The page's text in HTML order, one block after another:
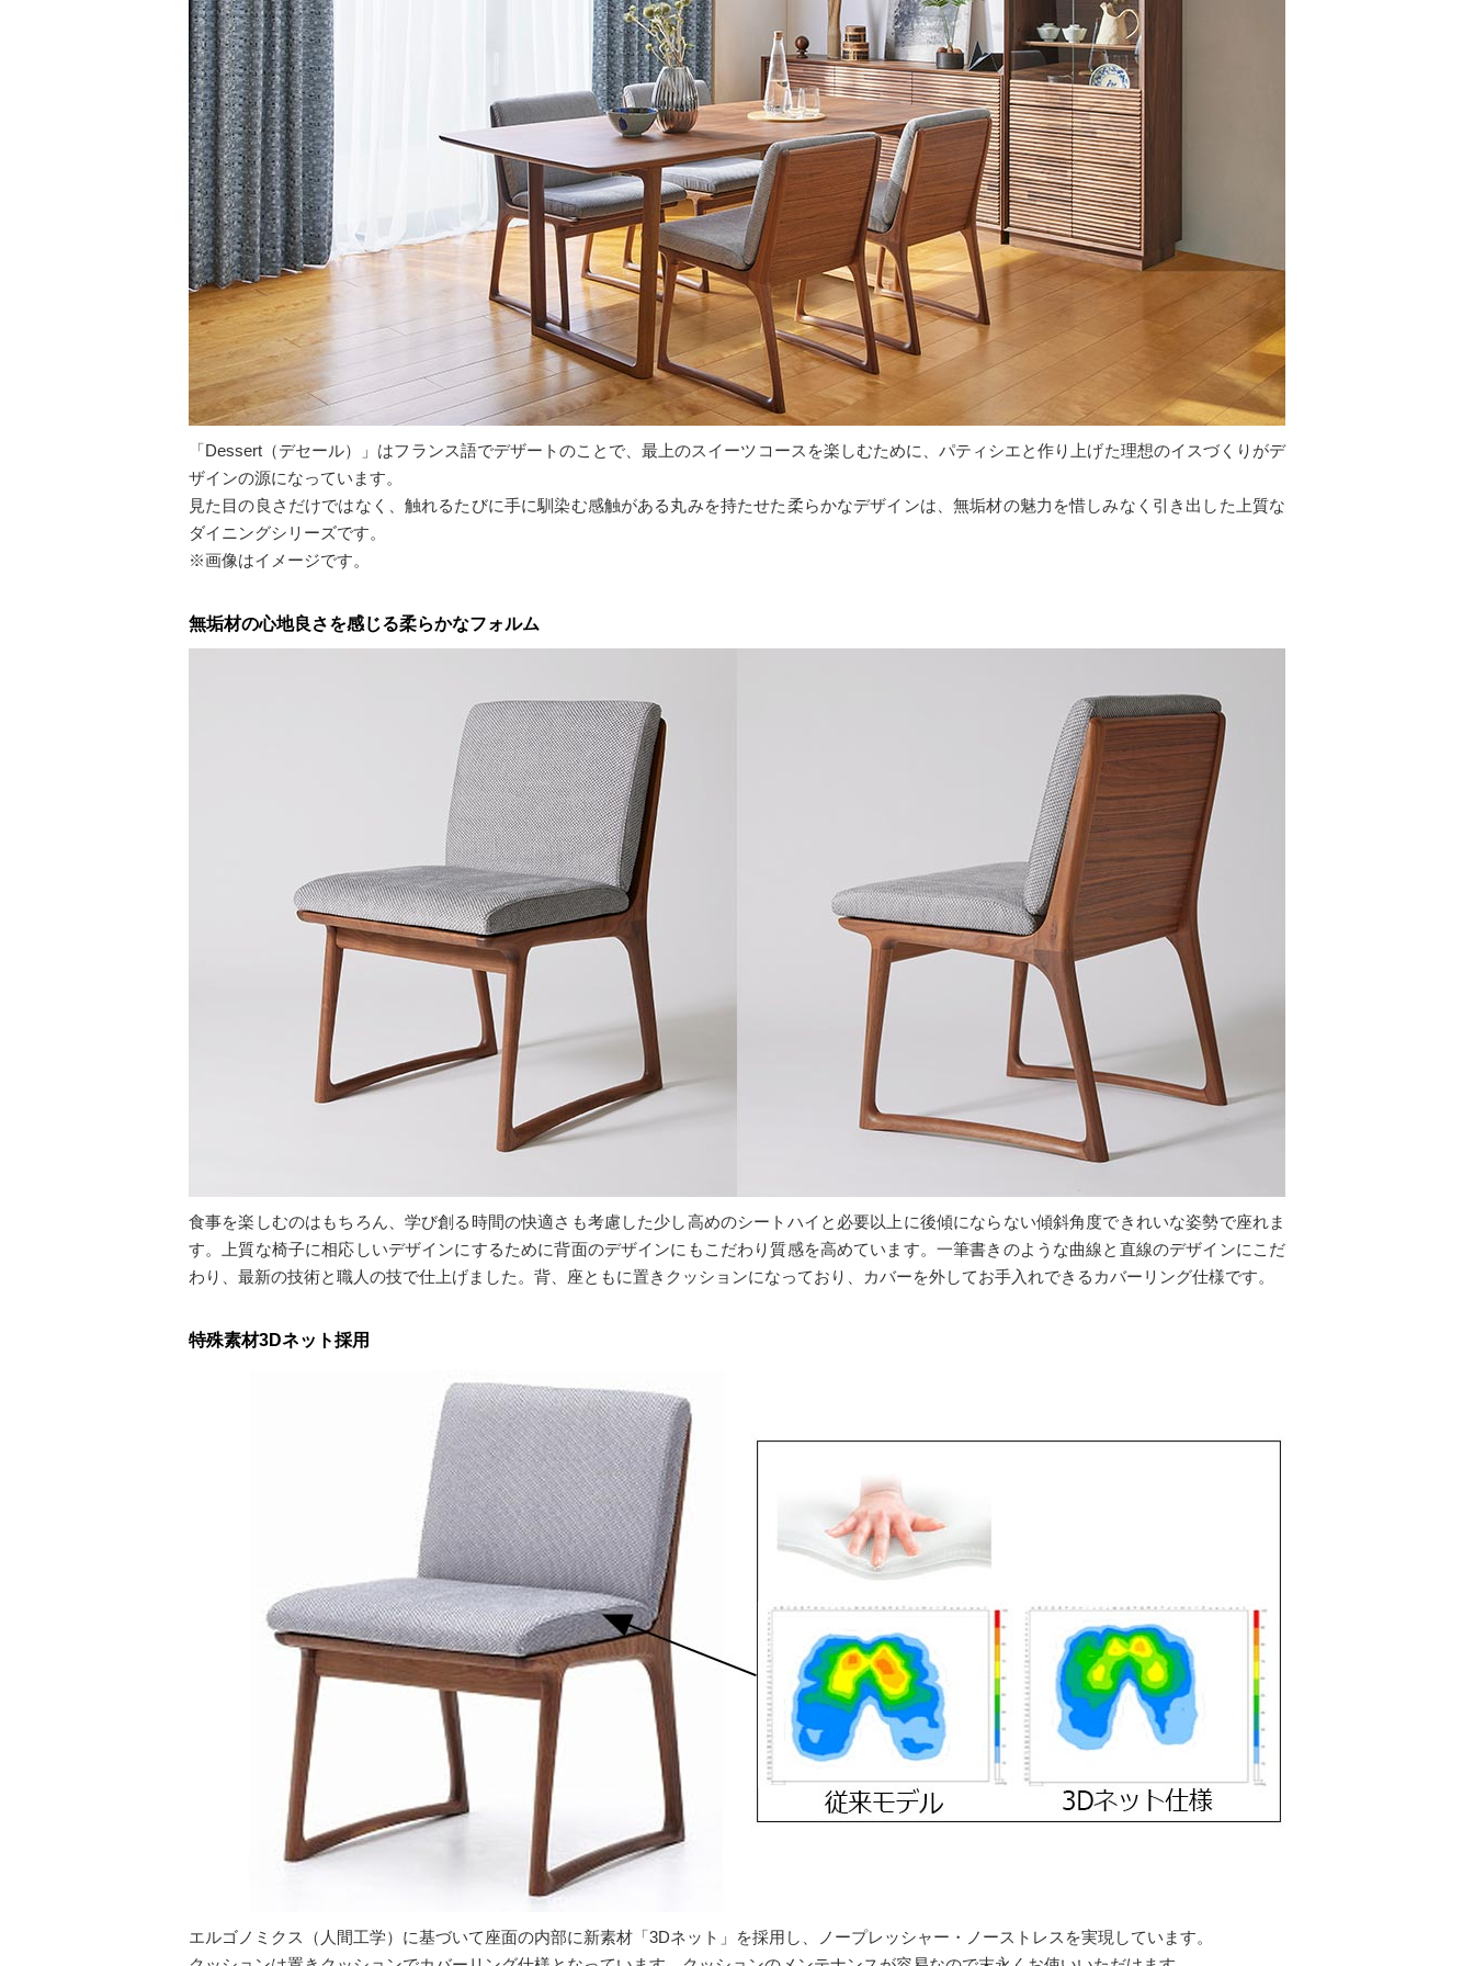
「Dessert（デセール）」はフランス語でデザートのことで、最上のスイーツコースを楽しむために、パティシエと作り上げた理想のイスづくりがデ
ザインの源になっています。
見た目の良さだけではなく、触れるたびに手に馴染む感触がある丸みを持たせた柔らかなデザインは、無垢材の魅力を惜しみなく引き出した上質な
ダイニングシリーズです。
※画像はイメージです。
無垢材の心地良さを感じる柔らかなフォルム
食事を楽しむのはもちろん、学び創る時間の快適さも考慮した少し高めのシートハイと必要以上に後傾にならない傾斜角度できれいな姿勢で座れま
す。上質な椅子に相応しいデザインにするために背面のデザインにもこだわり質感を高めています。一筆書きのような曲線と直線のデザインにこだ
わり、最新の技術と職人の技で仕上げました。背、座ともに置きクッションになっており、カバーを外してお手入れできるカバーリング仕様です。
特殊素材3Dネット採用
エルゴノミクス（人間工学）に基づいて座面の内部に新素材「3Dネット」を採用し、ノープレッシャー・ノーストレスを実現しています。